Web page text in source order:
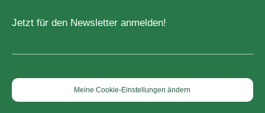
Jetzt für den Newsletter anmelden!
Meine Cookie-Einstellungen ändern